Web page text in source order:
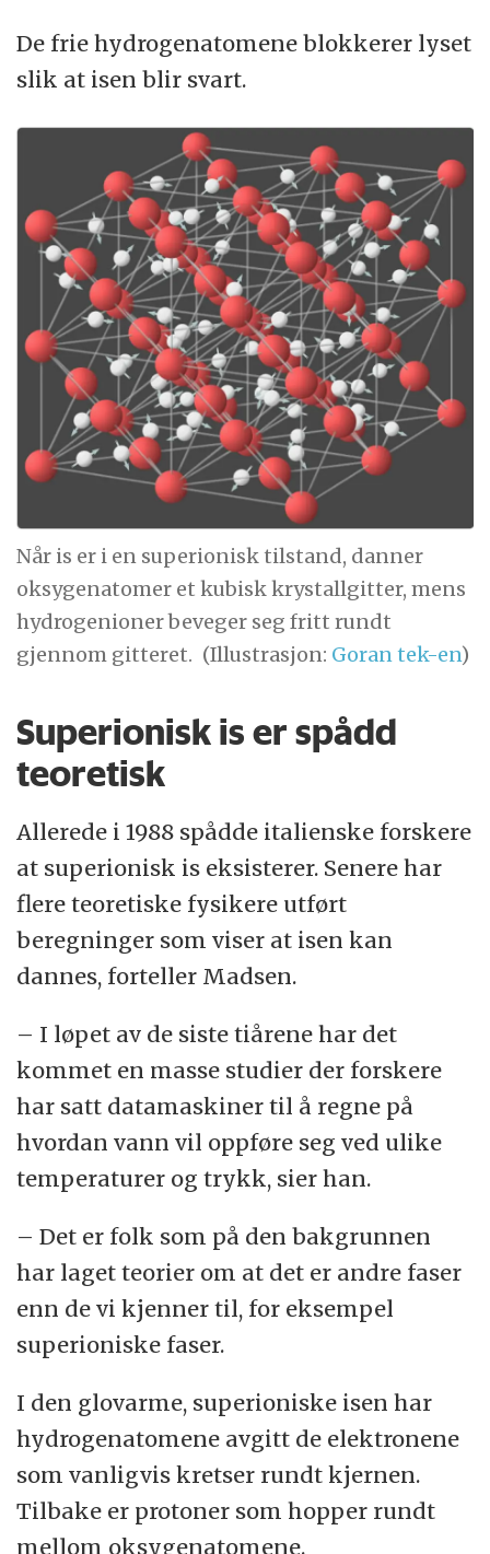
De frie hydrogenatomene blokkerer lyset
slik at isen blir svart.
Når is er i en superionisk tilstand, danner
oksygenatomer et kubisk krystallgitter, mens
hydrogenioner beveger seg fritt rundt
gjennom gitteret. (Illustrasjon: Goran tek-en)
Superionisk is er spådd
teoretisk
Allerede i 1988 spådde italienske forskere
at superionisk is eksisterer. Senere har
flere teoretiske fysikere utført
beregninger som viser at isen kan
dannes, forteller Madsen.
– I løpet av de siste tiårene har det
kommet en masse studier der forskere
har satt datamaskiner til å regne på
hvordan vann vil oppføre seg ved ulike
temperaturer og trykk, sier han.
– Det er folk som på den bakgrunnen
har laget teorier om at det er andre faser
enn de vi kjenner til, for eksempel
superioniske faser.
I den glovarme, superioniske isen har
hydrogenatomene avgitt de elektronene
som vanligvis kretser rundt kjernen.
Tilbake er protoner som hopper rundt
mellom oksygenatomene.